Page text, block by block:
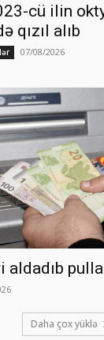
cü ilin
qızıl alıb
07/08/2026
Daha çox yüklə